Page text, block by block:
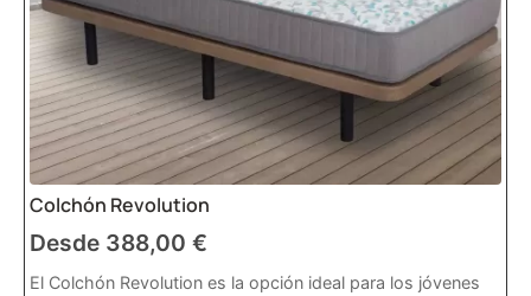
Colchón Revolution
Desde 388,00 €
El Colchón Revolution es la opción ideal para los jóvenes